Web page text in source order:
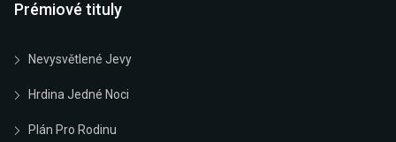
Prémiové tituly
Nevysvětlené Jevy
Hrdina Jedné Noci
Plán Pro Rodinu